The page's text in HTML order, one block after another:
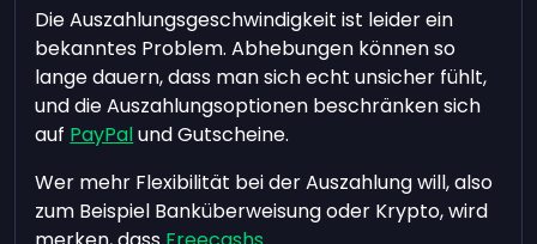
Die Auszahlungsgeschwindigkeit ist leider ein
bekanntes Problem. Abhebungen können so
lange dauern, dass man sich echt unsicher fühlt,
und die Auszahlungsoptionen beschränken sich
auf PayPalund Gutscheine.
Wer mehr Flexibilität bei der Auszahlung will, also
zum Beispiel Banküberweisung oder Krypto, wird